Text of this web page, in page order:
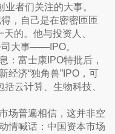
者们关注的大事。
，自己是在密密匝匝
的。他与投资人、
司大事——IPO。
：富士康IPO特批后，
经济“独角兽”IPO，可
括云计算、生物科技、
场普遍相信，这并非空
情喊话：中国资本市场